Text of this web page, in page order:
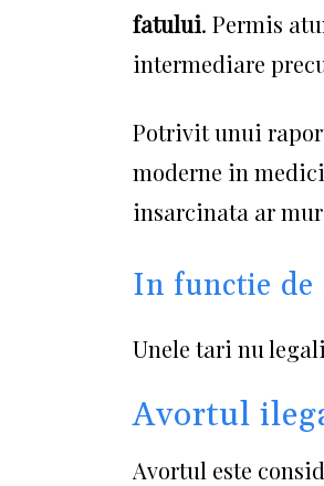
fatului. Permis
intermediare
Potrivit unui
moderne in
insarcinata ar
In functie
Unele tari nu
Avortul
Avortul este